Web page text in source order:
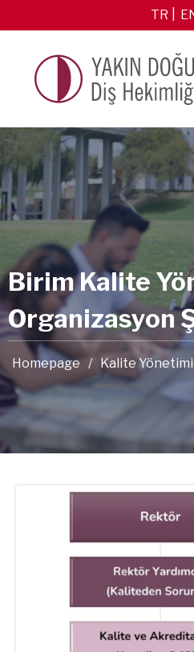
TR
Birim Kalite
Organizasyon
Homepage / Kalite Yönetimi